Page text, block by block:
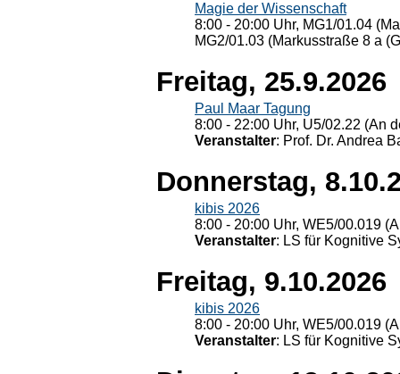
Magie der Wissenschaft
8:00 - 20:00 Uhr, MG1/01.04
MG2/01.03 (Markusstraße 8 a
Freitag, 25.9.2026
Paul Maar Tagung
8:00 - 22:00 Uhr, U5/02.22 (An
Veranstalter: Prof. Dr. Andrea
Donnerstag,
kibis 2026
8:00 - 20:00 Uhr, WE5/00.019
Veranstalter: LS für Kognitive
Freitag, 9.10.2026
kibis 2026
8:00 - 20:00 Uhr, WE5/00.019
Veranstalter: LS für Kognitive